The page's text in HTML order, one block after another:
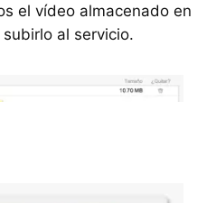
el vídeo almacenado en
al servicio.